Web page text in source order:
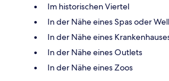
Im historischen Viertel
In der Nähe eines Spas oder
In der Nähe eines
In der Nähe eines Outlets
In der Nähe eines Zoos